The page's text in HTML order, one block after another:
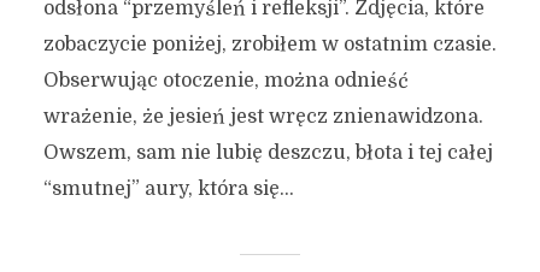
odsłona “przemyśleń i refleksji”. Zdjęcia, które
zobaczycie poniżej, zrobiłem w ostatnim czasie.
Obserwując otoczenie, można odnieść
wrażenie, że jesień jest wręcz znienawidzona.
Owszem, sam nie lubię deszczu, błota i tej całej
“smutnej” aury, która się...